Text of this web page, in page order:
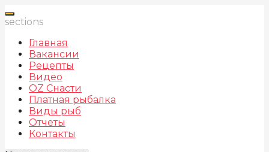
sections
Главная
Вакансии
Рецепты
Видео
OZ Снасти
Платная рыбалка
Виды рыб
Отчеты
Контакты